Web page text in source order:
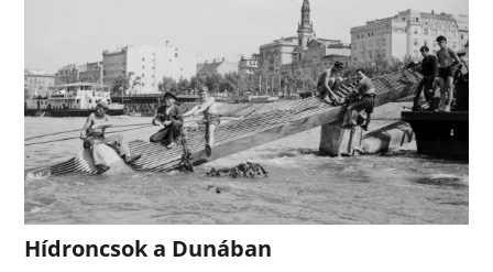
Hídroncsok a Dunában